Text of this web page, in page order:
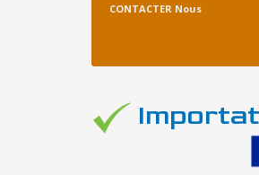
CONTACTER Nous